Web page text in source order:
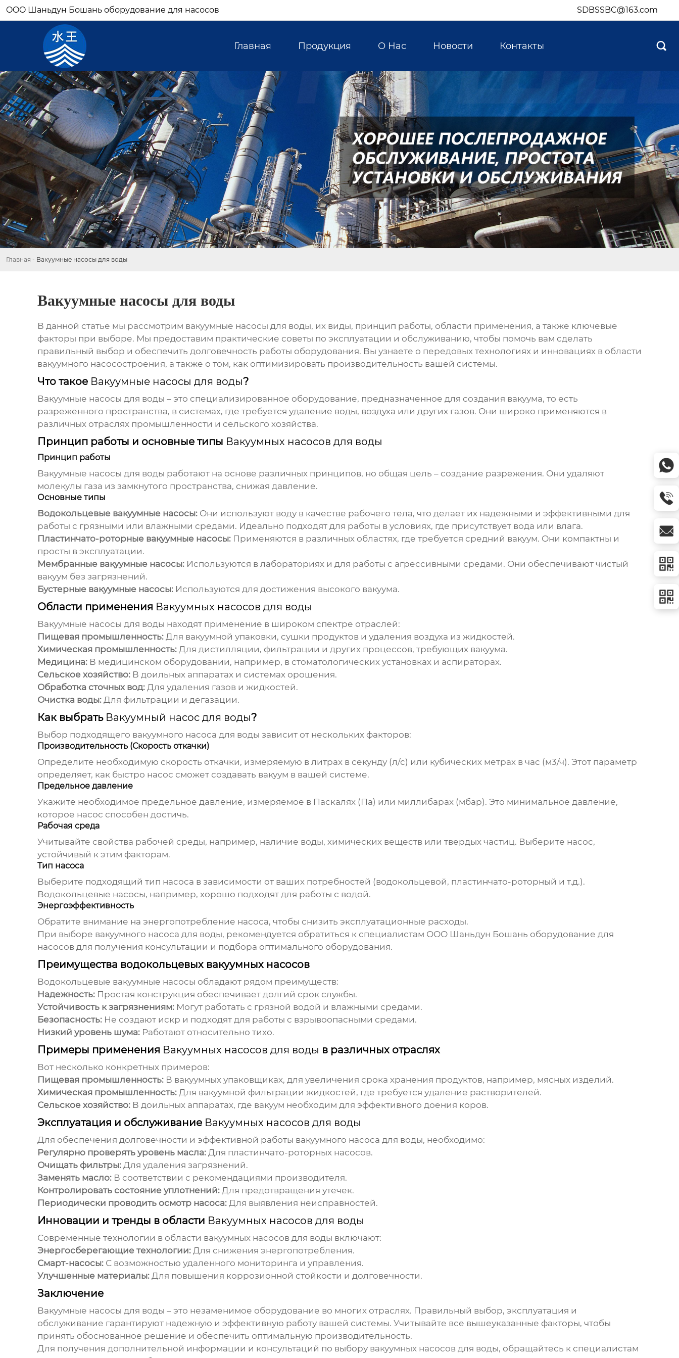
OOO Шаньдун Бошань оборудование для насосов SDBSSBC@163.com
Главная Продукция О Hас Новости Контакты 
Главная - Вакуумные насосы для воды
Вакуумные насосы для воды
В данной статье мы рассмотрим вакуумные насосы для воды, их виды, принцип работы, области применения, а также ключевые
факторы при выборе. Мы предоставим практические советы по эксплуатации и обслуживанию, чтобы помочь вам сделать
правильный выбор и обеспечить долговечность работы оборудования. Вы узнаете о передовых технологиях и инновациях в области
вакуумного насосостроения, а также о том, как оптимизировать производительность вашей системы.
Что такое Вакуумные насосы для воды?
Вакуумные насосы для воды – это специализированное оборудование, предназначенное для создания вакуума, то есть
разреженного пространства, в системах, где требуется удаление воды, воздуха или других газов. Они широко применяются в
различных отраслях промышленности и сельского хозяйства.
Принцип работы и основные типы Вакуумных насосов для воды
Принцип работы
Вакуумные насосы для воды работают на основе различных принципов, но общая цель – создание разрежения. Они удаляют
молекулы газа из замкнутого пространства, снижая давление.
Основные типы
Водокольцевые вакуумные насосы:Они используют воду в качестве рабочего тела, что делает их надежными и эффективными для
работы с грязными или влажными средами. Идеально подходят для работы в условиях, где присутствует вода или влага.
Пластинчато-роторные вакуумные насосы:Применяются в различных областях, где требуется средний вакуум. Они компактны и
просты в эксплуатации.
Мембранные вакуумные насосы:Используются в лабораториях и для работы с агрессивными средами. Они обеспечивают чистый
вакуум без загрязнений.
Бустерные вакуумные насосы:Используются для достижения высокого вакуума.
Области применения Вакуумных насосов для воды
Вакуумные насосы для воды находят применение в широком спектре отраслей:
Пищевая промышленность:Для вакуумной упаковки, сушки продуктов и удаления воздуха из жидкостей.
Химическая промышленность:Для дистилляции, фильтрации и других процессов, требующих вакуума.
Медицина:В медицинском оборудовании, например, в стоматологических установках и аспираторах.
Сельское хозяйство:В доильных аппаратах и системах орошения.
Обработка сточных вод:Для удаления газов и жидкостей.
Очистка воды:Для фильтрации и дегазации.
Как выбрать Вакуумный насос для воды?
Выбор подходящего вакуумного насоса для воды зависит от нескольких факторов:
Производительность (Скорость откачки)
Определите необходимую скорость откачки, измеряемую в литрах в секунду (л/с) или кубических метрах в час (м3/ч). Этот параметр
определяет, как быстро насос сможет создавать вакуум в вашей системе.
Предельное давление
Укажите необходимое предельное давление, измеряемое в Паскалях (Па) или миллибарах (мбар). Это минимальное давление,
которое насос способен достичь.
Рабочая среда
Учитывайте свойства рабочей среды, например, наличие воды, химических веществ или твердых частиц. Выберите насос,
устойчивый к этим факторам.
Тип насоса
Выберите подходящий тип насоса в зависимости от ваших потребностей (водокольцевой, пластинчато-роторный и т.д.).
Водокольцевые насосы, например, хорошо подходят для работы с водой.
Энергоэффективность
Обратите внимание на энергопотребление насоса, чтобы снизить эксплуатационные расходы.
При выборе вакуумного насоса для воды, рекомендуется обратиться к специалистам ООО Шаньдун Бошань оборудование для
насосовдля получения консультации и подбора оптимального оборудования.
Преимущества водокольцевых вакуумных насосов
Водокольцевые вакуумные насосы обладают рядом преимуществ:
Надежность:Простая конструкция обеспечивает долгий срок службы.
Устойчивость к загрязнениям:Могут работать с грязной водой и влажными средами.
Безопасность:Не создают искр и подходят для работы с взрывоопасными средами.
Низкий уровень шума:Работают относительно тихо.
Примеры применения Вакуумных насосов для воды в различных отраслях
Вот несколько конкретных примеров:
Пищевая промышленность:В вакуумных упаковщиках, для увеличения срока хранения продуктов, например, мясных изделий.
Химическая промышленность:Для вакуумной фильтрации жидкостей, где требуется удаление растворителей.
Сельское хозяйство:В доильных аппаратах, где вакуум необходим для эффективного доения коров.
Эксплуатация и обслуживание Вакуумных насосов для воды
Для обеспечения долговечности и эффективной работы вакуумного насоса для воды, необходимо:
Регулярно проверять уровень масла:Для пластинчато-роторных насосов.
Очищать фильтры:Для удаления загрязнений.
Заменять масло:В соответствии с рекомендациями производителя.
Контролировать состояние уплотнений:Для предотвращения утечек.
Периодически проводить осмотр насоса:Для выявления неисправностей.
Инновации и тренды в области Вакуумных насосов для воды
Современные технологии в области вакуумных насосов для воды включают:
Энергосберегающие технологии:Для снижения энергопотребления.
Смарт-насосы:С возможностью удаленного мониторинга и управления.
Улучшенные материалы:Для повышения коррозионной стойкости и долговечности.
Заключение
Вакуумные насосы для воды – это незаменимое оборудование во многих отраслях. Правильный выбор, эксплуатация и
обслуживание гарантируют надежную и эффективную работу вашей системы. Учитывайте все вышеуказанные факторы, чтобы
принять обоснованное решение и обеспечить оптимальную производительность.
Для получения дополнительной информации и консультаций по выбору вакуумных насосов для воды, обращайтесь к специалистам